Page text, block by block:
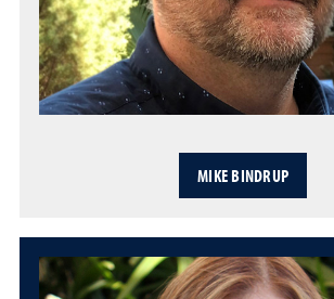
MIKE BINDRUP